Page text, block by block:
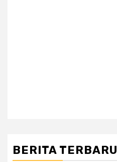
BERITA TERBARU